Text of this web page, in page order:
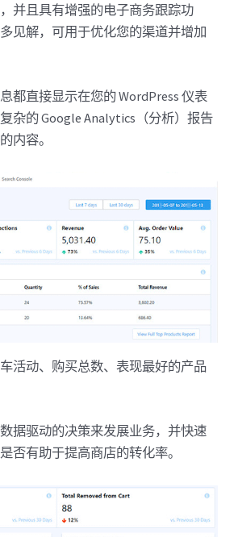
并且具有增强的电子商务跟踪功
见解，可用于优化您的渠道并增加
都直接显示在您的 WordPress 仪表
杂的 Google Analytics（分析）报告
内容。
活动、购买总数、表现最好的产品
据驱动的决策来发展业务，并快速
否有助于提高商店的转化率。